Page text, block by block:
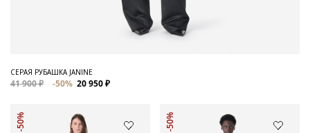
СЕРАЯ РУБАШКА JANINE
41 900 ₽ -50% 20 950 ₽
-50% -50%